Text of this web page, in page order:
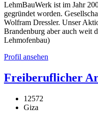
LehmBauWerk ist im Jahr
gegründet worden.
Wolfram Dressler. Unser
Brandenburg aber auch weit
Lehmofenbau)
Profil ansehen
Freiberuflicher
12572
Giza